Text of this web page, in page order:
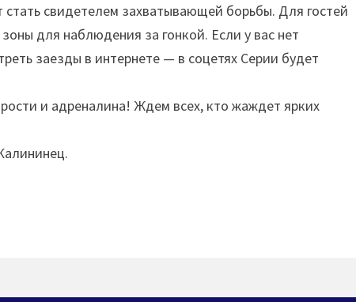
свидетелем захватывающей борьбы. Для гостей
для наблюдения за гонкой. Если у вас нет
заезды в интернете — в соцетях Серии будет
и адреналина! Ждем всех, кто жаждет ярких